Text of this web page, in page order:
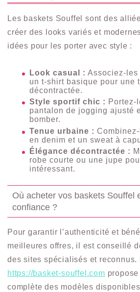
Les baskets Souffel sont des
créer des looks variés et
idées pour les porter avec style :
Look casual : Associez-
un t-shirt basique pour une
décontractée.
Style sportif chic : Portez-
pantalon de jogging ajusté
bomber.
Tenue urbaine :
en denim et un sweat à
Élégance décontractée :
robe courte ou une jupe
intéressant.
Où acheter vos baskets Souffel
confiance ?
Pour garantir l’authenticité et
meilleures offres, il est conseillé
des sites spécialisés et reconnus.
https://basket-souffel.com
complète des modèles